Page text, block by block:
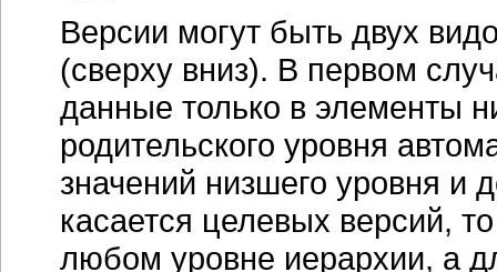
Версии могут быть двух
(сверху вниз). В первом
данные только в элементы
родительского уровня
значений низшего уровня и
касается целевых версий,
любом уровне иерархии, а